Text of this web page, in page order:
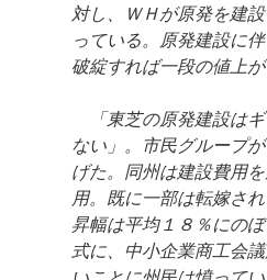
対し、ＷＨが原発を建
っている。原発建設に
破綻すれば一段の値上
「東芝の原発建設は
ない」。市民グループ
げた。同州は建設費用
用。既に一部は転嫁さ
昇幅は平均１８％にの
式に、中小企業商工会